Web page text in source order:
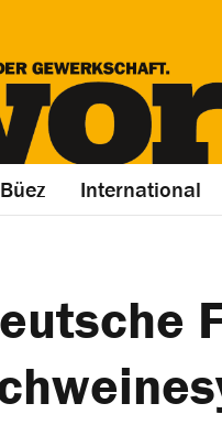
Büez International